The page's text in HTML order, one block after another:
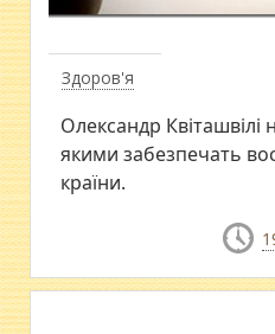
Здоров'я
Олександр Квіташвілі
якими забезпечать
країни.